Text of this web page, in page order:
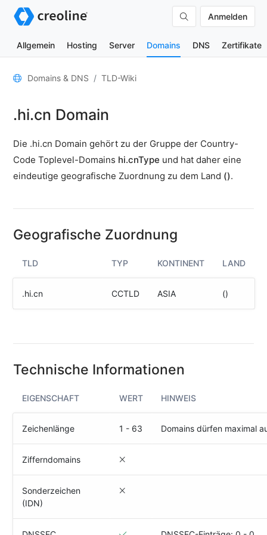
Anmelden
Allgemein Hosting Server Domains DNS Zertifikate
Allgemein
Kontakte
TLD-
Lookup
Test
(IPv4
IPv6)
Domain
SECURITY
Responsible
Disclosure
RESSOURCEN
creoline.com
Kundencenter
Domains & DNS TLD-Wiki
.hi.cn Domain
Die .hi.cn Domain gehört zu der Gruppe der Country-
Code Toplevel-Domains hi.cnType und hat daher eine
eindeutige geografische Zuordnung zu dem Land ().
Geografische Zuordnung
TLD TYP KONTINENT LAND
.hi.cn CCTLD ASIA ()
Technische Informationen
EIGENSCHAFT WERT HINWEIS
Zeichenlänge 1 - 63 Domains dürfen maximal
Zifferndomains
Sonderzeichen
(IDN)